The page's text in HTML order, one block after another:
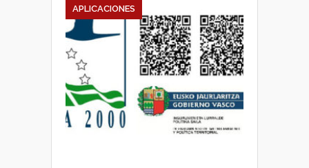
APLICACIONES